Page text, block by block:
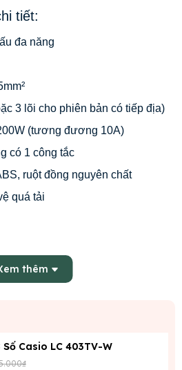
tiết:
đa năng
3 lõi cho phiên bản có tiếp địa)
(tương đương 10A)
có 1 công tắc
ruột đồng nguyên chất
quá tải
cải tiến về thiết kế ổ cắm hoặc
bao bì sản phẩm để xác định
chi tiết kỹ thuật của ổ cắm Lioa
thêm
Casio LC 403TV-W